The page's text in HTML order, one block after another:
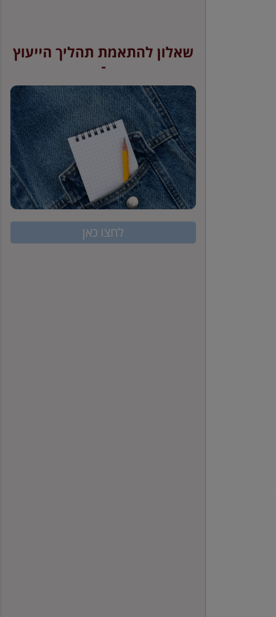
שאלון להתאמת תהליך הייעוץ
-
לחצו כאן